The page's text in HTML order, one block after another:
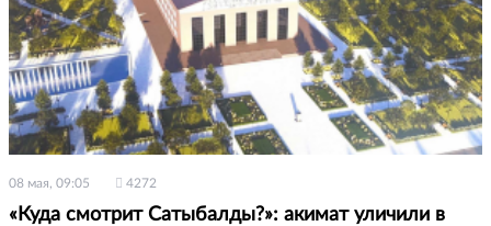
08 мая, 09:05 4272
«Куда смотрит Сатыбалды?»: акимат уличили в